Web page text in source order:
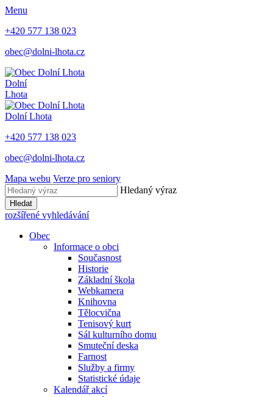
Menu
+420 577 138 023
obec@dolni-lhota.cz
Dolní
Lhota
Dolní Lhota
+420 577 138 023
obec@dolni-lhota.cz
Mapa webu Verze pro seniory
Hledaný výraz
Hledat
rozšířené vyhledávání
Obec
Informace o obci
Současnost
Historie
Základní škola
Webkamera
Knihovna
Tělocvična
Tenisový kurt
Sál kulturního domu
Smuteční deska
Farnost
Služby a firmy
Statistické údaje
Kalendář akcí